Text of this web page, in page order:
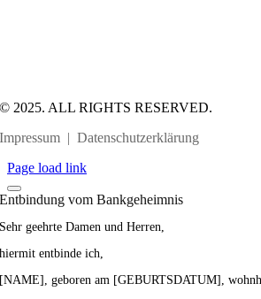
© 2025. ALL RIGHTS RESERVED.
Impressum |Datenschutzerklärung
Page load link
Entbindung vom Bankgeheimnis
Sehr geehrte Damen und Herren,
hiermit entbinde ich,
[NAME], geboren am [GEBURTSDATUM],